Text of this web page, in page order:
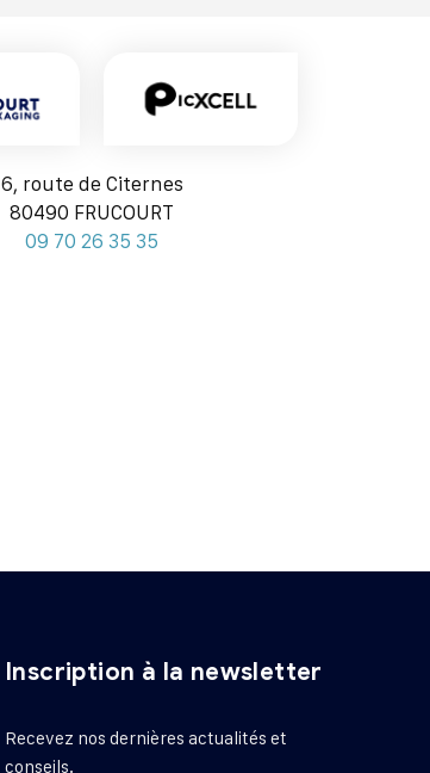
6, route de Citernes
80490 FRUCOURT
09 70 26 35 35
Inscription à la newsletter
Recevez nos dernières actualités et
conseils.